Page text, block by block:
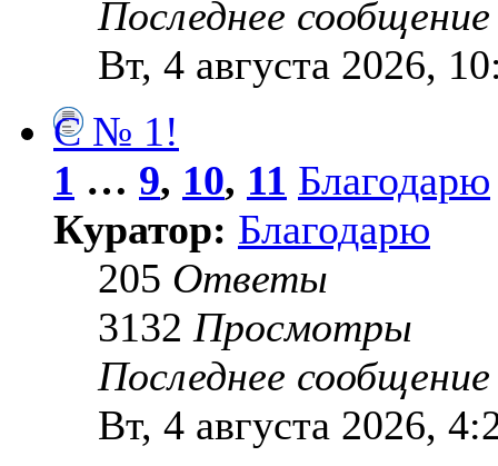
Последнее
Вт, 4 августа 2026,
С № 1!
1 … 9, 10, 11 Благодарю
Куратор: Благодарю
205 Ответы
3132 Просмотры
Последнее
Вт, 4 августа 2026,